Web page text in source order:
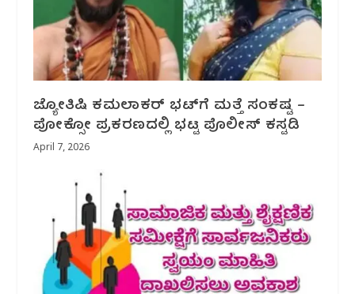
ಜ್ಯೋತಿಷಿ ಕಮಲಾಕರ್ ಭಟ್‌ಗೆ ಮತ್ತೆ ಸಂಕಷ್ಟ –
ಪೋಕ್ಸೋ ಪ್ರಕರಣದಲ್ಲಿ ಭಟ್ಟ ಪೊಲೀಸ್ ಕಸ್ಟಡಿ
April 7, 2026